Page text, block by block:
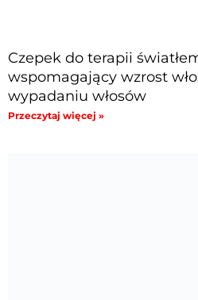
Czepek do terapii
wspomagający wzrost
wypadaniu włosów
Przeczytaj więcej »